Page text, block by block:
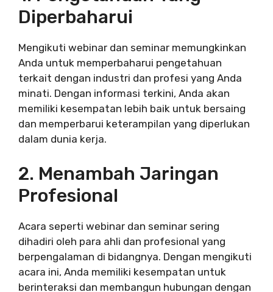
Diperbaharui
Mengikuti webinar dan seminar memungkinkan
Anda untuk memperbaharui pengetahuan
terkait dengan industri dan profesi yang Anda
minati. Dengan informasi terkini, Anda akan
memiliki kesempatan lebih baik untuk bersaing
dan memperbarui keterampilan yang diperlukan
dalam dunia kerja.
2. Menambah Jaringan
Profesional
Acara seperti webinar dan seminar sering
dihadiri oleh para ahli dan profesional yang
berpengalaman di bidangnya. Dengan mengikuti
acara ini, Anda memiliki kesempatan untuk
berinteraksi dan membangun hubungan dengan